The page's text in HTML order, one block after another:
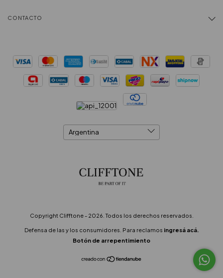
CONTACTO
Copyright Clifftone - 2026. Todos los derechos reservados.
Defensa de las y los consumidores. Para reclamos ingresá acá.
Botón de arrepentimiento